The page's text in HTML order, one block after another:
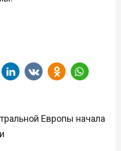
Европы начала